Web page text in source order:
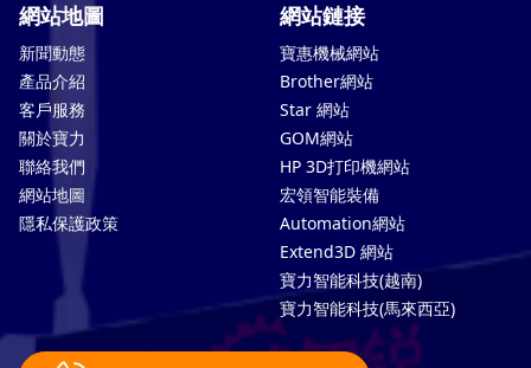
網站地圖
新聞動態
產品介紹
客戶服務
關於寶力
聯絡我們
網站地圖
隱私保護政策
網站鏈接
寶惠機械網站
Brother網站
Star 網站
GOM網站
HP 3D打印機網站
宏領智能裝備
Automation網站
Extend3D 網站
寶力智能科技(越南)
寶力智能科技(馬來西亞)